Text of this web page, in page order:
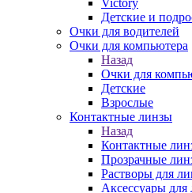
Victory
Детские и
Очки для водителей
Очки для компьютера
Назад
Очки для
Детские
Взрослые
Контактные линзы
Назад
Контактные
Прозрачные
Растворы для
Аксессуары для